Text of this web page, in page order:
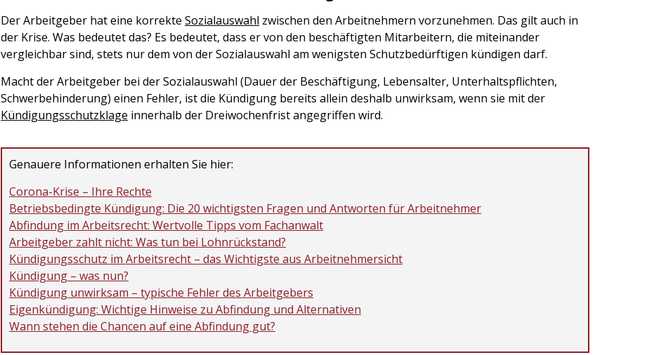
Der Arbeitgeber hat eine korrekte Sozialauswahl zwischen den Arbeitnehmern vorzunehmen. Das gilt auch in
der Krise. Was bedeutet das? Es bedeutet, dass er von den beschäftigten Mitarbeitern, die miteinander
vergleichbar sind, stets nur dem von der Sozialauswahl am wenigsten Schutzbedürftigen kündigen darf.
Macht der Arbeitgeber bei der Sozialauswahl (Dauer der Beschäftigung, Lebensalter, Unterhaltspflichten,
Schwerbehinderung) einen Fehler, ist die Kündigung bereits allein deshalb unwirksam, wenn sie mit der
Kündigungsschutzklage innerhalb der Dreiwochenfrist angegriffen wird.
Genauere Informationen erhalten Sie hier:
Corona-Krise – Ihre Rechte
Betriebsbedingte Kündigung: Die 20 wichtigsten Fragen und Antworten für Arbeitnehmer
Abfindung im Arbeitsrecht: Wertvolle Tipps vom Fachanwalt
Arbeitgeber zahlt nicht: Was tun bei Lohnrückstand?
Kündigungsschutz im Arbeitsrecht – das Wichtigste aus Arbeitnehmersicht
Kündigung – was nun?
Kündigung unwirksam – typische Fehler des Arbeitgebers
Eigenkündigung: Wichtige Hinweise zu Abfindung und Alternativen
Wann stehen die Chancen auf eine Abfindung gut?